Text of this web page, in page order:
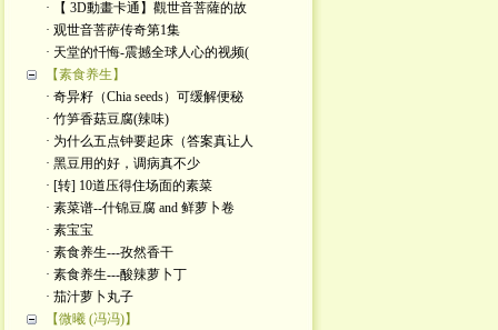
· 【 3D動畫卡通】觀世音菩薩的故
· 观世音菩萨传奇第1集
· 天堂的忏悔-震撼全球人心的视频(
【素食养生】
· 奇异籽（Chia seeds）可缓解便秘
· 竹笋香菇豆腐(辣味)
· 为什么五点钟要起床（答案真让人
· 黑豆用的好，调病真不少
· [转] 10道压得住场面的素菜
· 素菜谱--什锦豆腐 and 鲜萝卜卷
· 素宝宝
· 素食养生---孜然香干
· 素食养生---酸辣萝卜丁
· 茄汁萝卜丸子
【微曦 (冯冯)】